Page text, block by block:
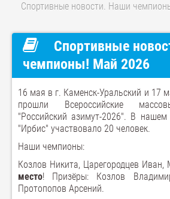
Спортивные новости. Наши
Спортивные
чемпионы! Май 2026
16 мая в г. Каменск-Уральский и 17
прошли Всероссийские
"Российский азимут-2026". В
"Ирбис" участвовало 20 человек.
Наши чемпионы:
Козлов Никита, Царегородцев Иван,
место! Призёры: Козлов
Протопопов Арсений.